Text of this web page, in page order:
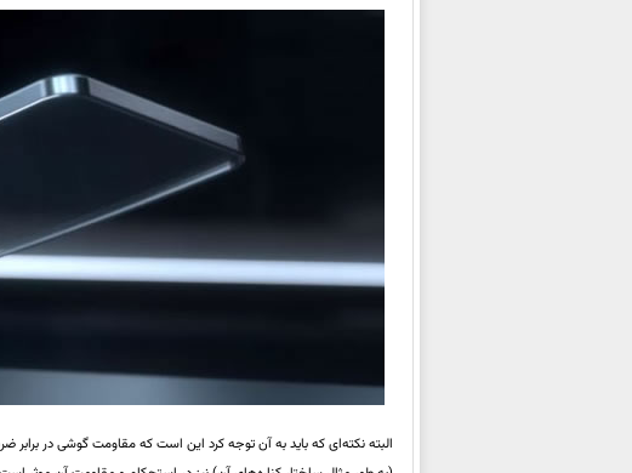
البته نکته‌ای که باید به آن توجه کرد این است که مقاومت گوشی در